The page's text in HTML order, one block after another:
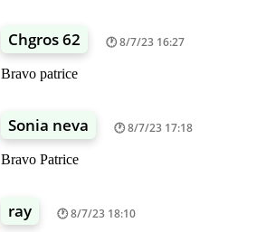
Chgros 62 8/7/23 16:27
Bravo patrice
Sonia neva 8/7/23 17:18
Bravo Patrice
ray 8/7/23 18:10